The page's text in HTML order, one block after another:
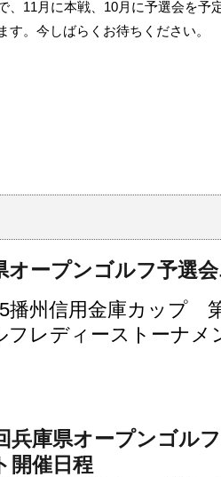
、11月に本戦、10月に予選会を予
。今しばらくお待ちください。
オープンゴルフ予選
播州信用金庫カップ
フレディーストーナメ
兵庫県オープンゴル
開催日程